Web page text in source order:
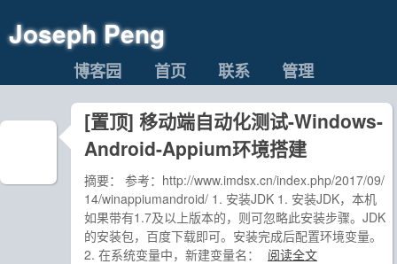
Joseph Peng
博客园 首页 联系 管理
[置顶] 移动端自动化测试-Windows-
Android-Appium环境搭建
摘要： 参考：http://www.imdsx.cn/index.php/2017/09/
14/winappiumandroid/ 1. 安装JDK 1. 安装JDK，本机
如果带有1.7及以上版本的，则可忽略此安装步骤。JDK
的安装包，百度下载即可。安装完成后配置环境变量。
2. 在系统变量中，新建变量名：
阅读全文